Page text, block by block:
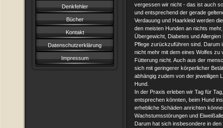
Denkfehler
Bücher
Kontakt
Datenschutzerklärung
Impressum
vergessen wir nicht - das ist auch
und entsprechend der gerade
Verdauung und Haarkleid werden
den meisten Hunden an nichts
Übergewicht, Diabetes und
Pflege zurückzuführen sind. Darum
nicht mehr mit dem eines Wolfes
Fütterung nicht. Auch aus der
sich mit geringerer körperlicher
abhängig zudem von der jeweiligen
Hund.
In der Praxis erleben wir Tag für
entsprechen könnten, beim Hund
erhebliche Schäden anrichten
Wachstumsstörungen und
Darum hat sich insbesondere in